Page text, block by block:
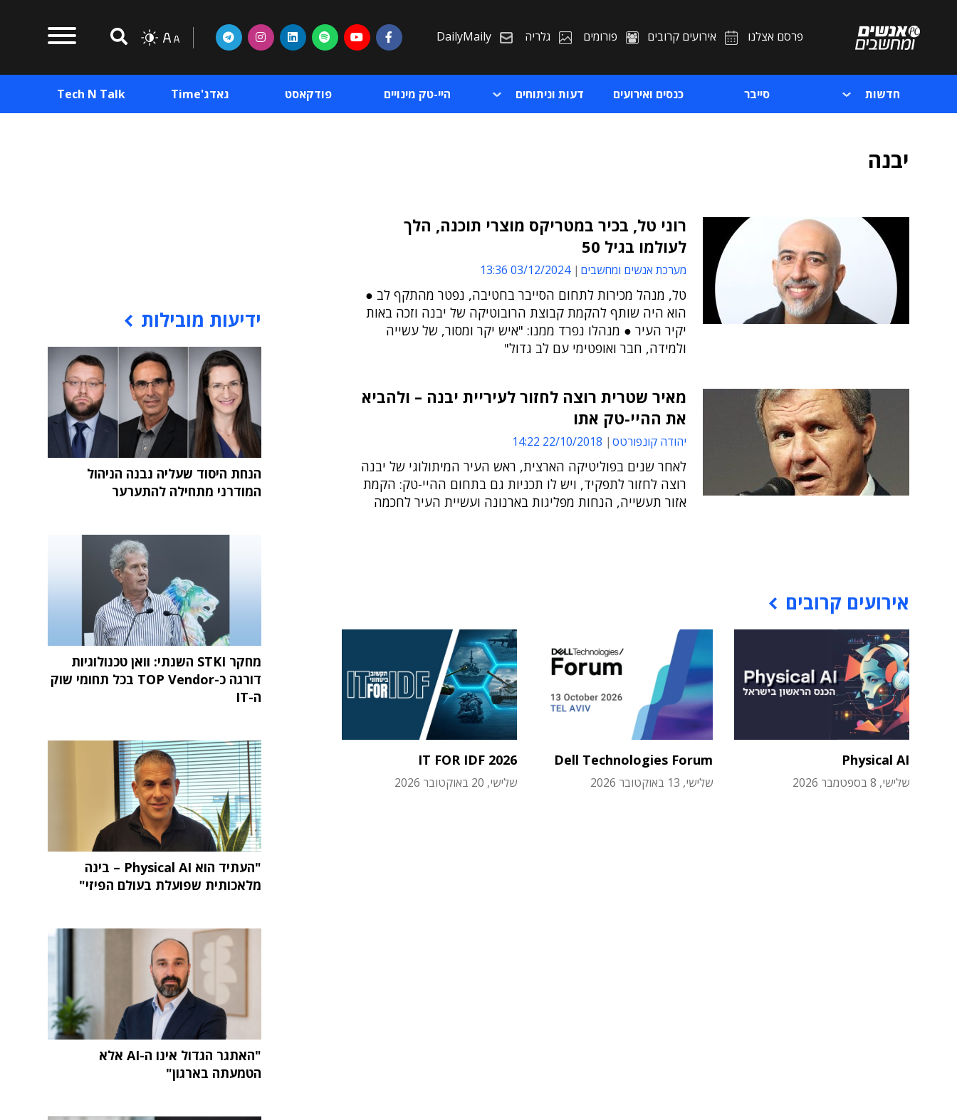
פרסם אצלנו אירועים קרובים פורומים גלריה DailyMaily
חדשות סייבר כנסים ואירועים דעות וניתוחים היי-טק מינויים פודקאסט גאדג'Time Tech N Talk
יבנה
רוני טל, בכיר במטריקס מוצרי תוכנה, הלך
לעולמו בגיל 50
מערכת אנשים ומחשבים 03/12/2024 13:36
טל, מנהל מכירות לתחום הסייבר בחטיבה, נפטר מהתקף לב ●
הוא היה שותף להקמת קבוצת הרובוטיקה של יבנה וזכה באות
יקיר העיר ● מנהלו נפרד ממנו: "איש יקר ומסור, של עשייה
ולמידה, חבר ואופטימי עם לב גדול"
מאיר שטרית רוצה לחזור לעיריית יבנה – ולהביא
את ההיי-טק אתו
יהודה קונפורטס 22/10/2018 14:22
לאחר שנים בפוליטיקה הארצית, ראש העיר המיתולוגי של יבנה
רוצה לחזור לתפקיד, ויש לו תכניות גם בתחום ההיי-טק: הקמת
אזור תעשייה, הנחות מפליגות בארנונה ועשיית העיר לחכמה
אירועים קרובים
Physical AI
שלישי, 8 בספטמבר 2026
Dell Technologies Forum
שלישי, 13 באוקטובר 2026
IT FOR IDF 2026
שלישי, 20 באוקטובר 2026
ידיעות מובילות
הנחת היסוד שעליה נבנה הניהול
המודרני מתחילה להתערער
מחקר STKI השנתי: וואן טכנולוגיות
דורגה כ-TOP Vendor בכל תחומי שוק
ה-IT
"העתיד הוא Physical AI – בינה
מלאכותית שפועלת בעולם הפיזי"
"האתגר הגדול אינו ה-AI אלא
הטמעתה בארגון"